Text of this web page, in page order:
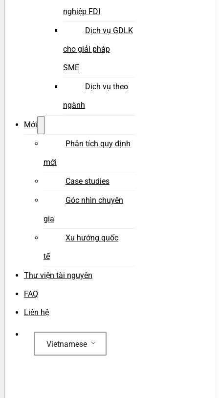
nghiệp FDI
Dịch vụ GDLK
cho giải pháp
SME
Dịch vụ theo
ngành
Mới
Phân tích quy định
mới
Case studies
Góc nhìn chuyên
gia
Xu hướng quốc
tế
Thư viện tài nguyên
FAQ
Liên hệ
Vietnamese